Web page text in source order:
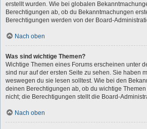
erstellt wurden. Wie bei globalen
Berechtigungen ab, ob du Bekanntmachungen
Berechtigungen werden von der Board-
Nach oben
Was sind wichtige Themen?
Wichtige Themen eines Forums erscheinen unter
sind nur auf der ersten Seite zu sehen. Sie haben
weswegen du sie lesen solltest. Wie bei den
deinen Berechtigungen ab, ob du wichtige
nicht; die Berechtigungen stellt die Board-
Nach oben